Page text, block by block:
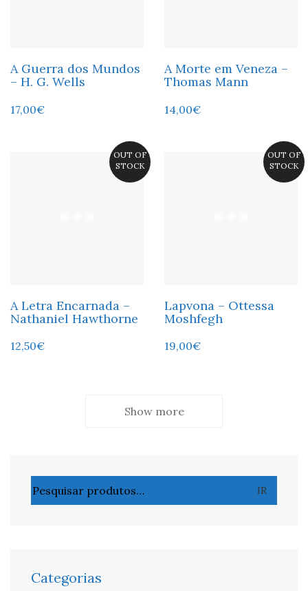
A Guerra dos Mundos
– H. G. Wells
17,00€
A Morte em Veneza –
Thomas Mann
14,00€
OUT OF
STOCK
A Letra Encarnada –
Nathaniel Hawthorne
12,50€
OUT OF
STOCK
Lapvona – Ottessa
Moshfegh
19,00€
Show more
por:
IR
Categorias